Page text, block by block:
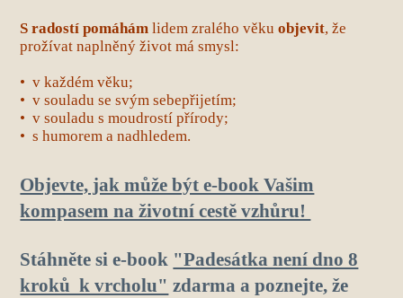
S radostí pomáhámlidem zralého věku objevit, že
prožívat naplněný život má smysl:
• v každém věku;
• v souladu se svým sebepřijetím;
• v souladu s moudrostí přírody;
• s humorem a nadhledem.
Objevte, jak může být e-book Vašim
kompasem na životní cestě vzhůru!
Stáhněte si e-book "Padesátka není dno 8
kroků k vrcholu" zdarma a poznejte, že